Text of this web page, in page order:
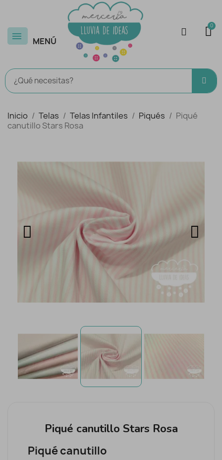
MENÚ
Inicio Telas Telas Infantiles Piqués
Piqué
canutillo Stars Rosa
Piqué canutillo Stars Rosa
Piqué canutillo